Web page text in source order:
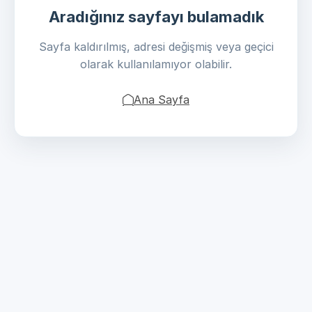
Aradığınız sayfayı bulamadık
Sayfa kaldırılmış, adresi değişmiş veya geçici
olarak kullanılamıyor olabilir.
Ana Sayfa